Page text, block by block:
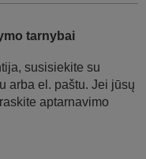
tarnybai
susisiekite su
arba el. paštu. Jei jūsų
aptarnavimo